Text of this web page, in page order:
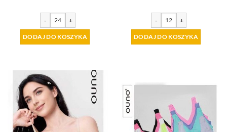
- +
DODAJ DO KOSZYKA
- +
DODAJ DO KOSZYKA